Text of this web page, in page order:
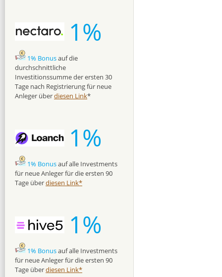
1%
1% Bonusauf die
durchschnittliche
Investitionssumme der ersten 30
Tage nach Registrierung für neue
Anleger überdiesen Link*
1%
1% Bonusauf alle Investments
für neue Anleger für die ersten 90
Tage überdiesen Link*
1%
1% Bonusauf alle Investments
für neue Anleger für die ersten 90
Tage überdiesen Link*